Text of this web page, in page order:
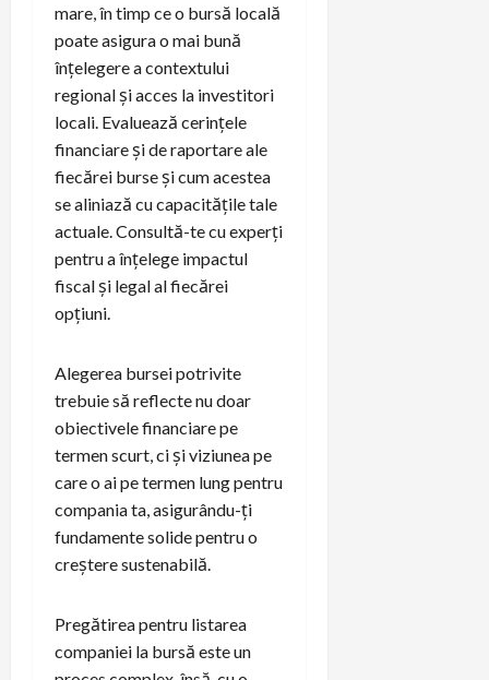
mare, în timp ce o bursă locală
poate asigura o mai bună
înțelegere a contextului
regional și acces la investitori
locali. Evaluează cerințele
financiare și de raportare ale
fiecărei burse și cum acestea
se aliniază cu capacitățile tale
actuale. Consultă-te cu experți
pentru a înțelege impactul
fiscal și legal al fiecărei
opțiuni.
Alegerea bursei potrivite
trebuie să reflecte nu doar
obiectivele financiare pe
termen scurt, ci și viziunea pe
care o ai pe termen lung pentru
compania ta, asigurându-ți
fundamente solide pentru o
creștere sustenabilă.
Pregătirea pentru listarea
companiei la bursă este un